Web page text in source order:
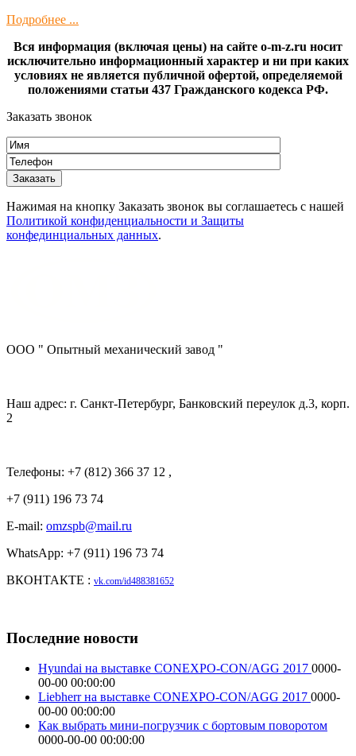
Подробнее ...
Вся информация (включая цены) на сайте o-m-z.ru носит
исключительно информационный характер и ни при каких
условиях не является публичной офертой, определяемой
положениями статьи 437 Гражданского кодекса РФ.
Заказать звонок
Нажимая на кнопку Заказать звонок вы соглашаетесь с нашей
Политикой конфиденциальности и Защиты
конфединциальных данных.
ООО " Опытный механический завод "
Наш адрес: г. Санкт-Петербург, Банковский переулок д.3, корп.
2
Телефоны: +7 (812) 366 37 12 ,
+7 (911) 196 73 74
E-mail: omzspb@mail.ru
WhatsApp: +7 (911) 196 73 74
ВКОНТАКТЕ : vk.com/id488381652
Последние новости
Hyundai на выставке CONEXPO-CON/AGG 2017 0000-
00-00 00:00:00
Liebherr на выставке CONEXPO-CON/AGG 2017 0000-
00-00 00:00:00
Как выбрать мини-погрузчик с бортовым поворотом
0000-00-00 00:00:00